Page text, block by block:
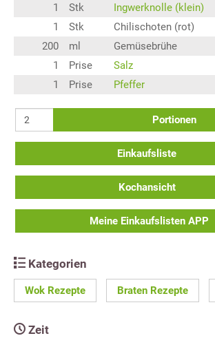
1
Stk
Ingwerknolle (klein)
1
Stk
Chilischoten (rot)
200
ml
Gemüsebrühe
1
Prise
Salz
1
Prise Pfeffer
Portionen
Einkaufsliste
Kochansicht
Meine Einkaufslisten APP
Kategorien
Wok Rezepte Braten Rezepte
Zeit